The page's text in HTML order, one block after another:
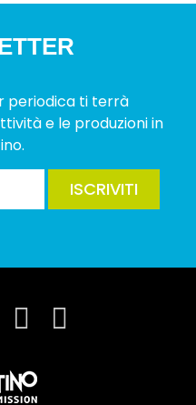
periodica ti terrà
e le produzioni in
ISCRIVITI